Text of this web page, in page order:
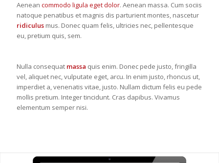
Aenean commodo ligula eget dolor. Aenean massa. Cum sociis
natoque penatibus et magnis dis parturient montes, nascetur
ridiculusmus. Donec quam felis, ultricies nec, pellentesque
eu, pretium quis, sem.
Nulla consequat massa quis enim. Donec pede justo, fringilla
vel, aliquet nec, vulputate eget, arcu. In enim justo, rhoncus ut,
imperdiet a, venenatis vitae, justo. Nullam dictum felis eu pede
mollis pretium. Integer tincidunt. Cras dapibus. Vivamus
elementum semper nisi.